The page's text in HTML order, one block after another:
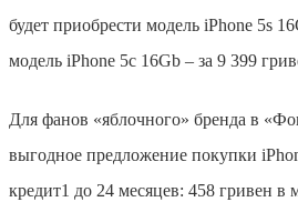
будет приобрести модель iPhone 5s
модель iPhone 5c 16Gb – за 9 399
Для фанов «яблочного» бренда в
выгодное предложение покупки
кредит1 до 24 месяцев: 458 гривен в